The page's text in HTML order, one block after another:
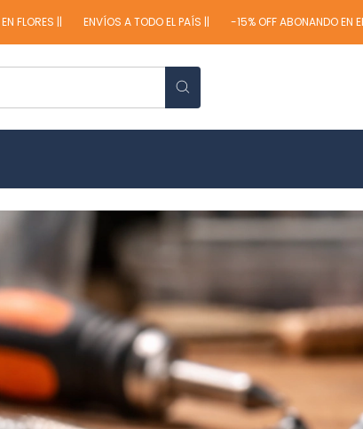
ENVÍOS A TODO EL PAÍS || -15% OFF ABONANDO EN EFECTIVO